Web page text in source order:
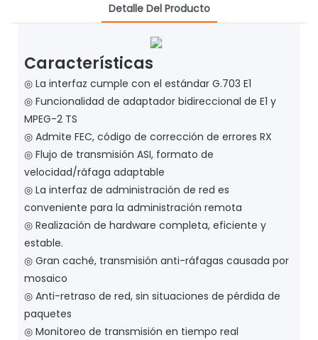
Detalle Del Producto
Características
◎ La interfaz cumple con el estándar G.703 E1
◎ Funcionalidad de adaptador bidireccional de E1 y
MPEG-2 TS
◎ Admite FEC, código de corrección de errores RX
◎ Flujo de transmisión ASI, formato de
velocidad/ráfaga adaptable
◎ La interfaz de administración de red es
conveniente para la administración remota
◎ Realización de hardware completa, eficiente y
estable.
◎ Gran caché, transmisión anti-ráfagas causada por
mosaico
◎ Anti-retraso de red, sin situaciones de pérdida de
paquetes
◎ Monitoreo de transmisión en tiempo real